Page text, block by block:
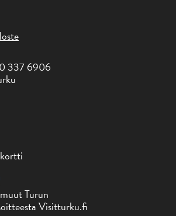
337 6906
Turun
Visitturku.fi